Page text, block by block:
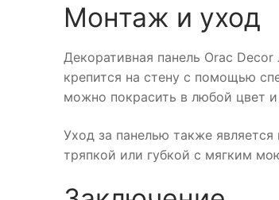
Монтаж и уход
Декоративная панель Orac
крепится на стену с помощью
можно покрасить в любой цвет
Уход за панелью также
тряпкой или губкой с мягким